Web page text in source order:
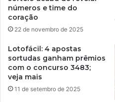
números e time do
coração
22 de novembro de 2025
Lotofácil: 4 apostas
sortudas ganham prêmios
com o concurso 3483;
veja mais
11 de setembro de 2025